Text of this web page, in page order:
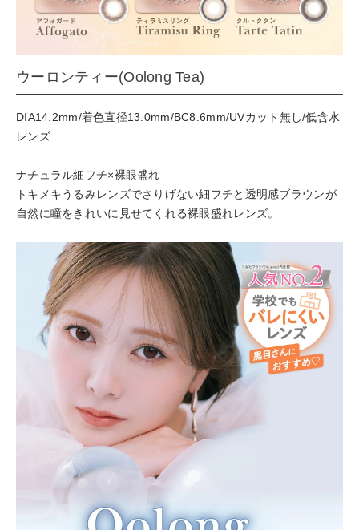
ウーロンティー(Oolong Tea)
DIA14.2mm/着色直径13.0mm/BC8.6mm/UVカット無し/低含水
レンズ
ナチュラル細フチ×裸眼盛れ
トキメキうるみレンズでさりげない細フチと透明感ブラウンが
自然に瞳をきれいに見せてくれる裸眼盛れレンズ。